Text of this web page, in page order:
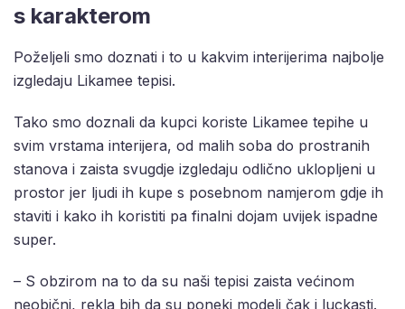
s karakterom
Poželjeli smo doznati i to u kakvim interijerima najbolje
izgledaju Likamee tepisi.
Tako smo doznali da kupci koriste Likamee tepihe u
svim vrstama interijera, od malih soba do prostranih
stanova i zaista svugdje izgledaju odlično uklopljeni u
prostor jer ljudi ih kupe s posebnom namjerom gdje ih
staviti i kako ih koristiti pa finalni dojam uvijek ispadne
super.
– S obzirom na to da su naši tepisi zaista većinom
neobični, rekla bih da su poneki modeli čak i luckasti.